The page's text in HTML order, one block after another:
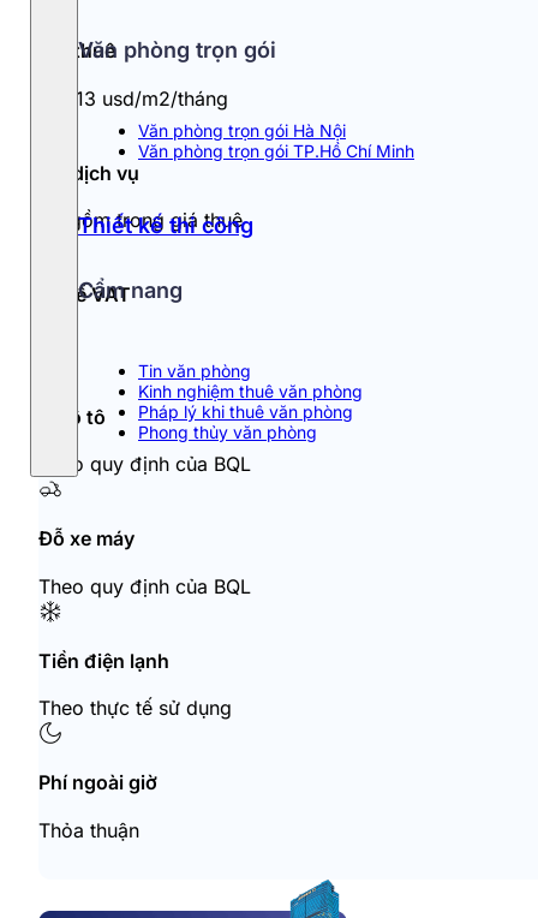
Văn phòng trọn gói
Văn phòng trọn gói Hà Nội
Văn phòng trọn gói TP.Hồ Chí Minh
Thiết kế thi công
Cẩm nang
Tin văn phòng
Kinh nghiệm thuê văn phòng
Pháp lý khi thuê văn phòng
Phong thủy văn phòng
Giá thuê
11 - 13 usd/m2/tháng
Phí dịch vụ
Đã gồm trong giá thuê
Thuế VAT
Đỗ ô tô
Theo quy định của BQL
Đỗ xe máy
Theo quy định của BQL
Tiền điện lạnh
Theo thực tế sử dụng
Phí ngoài giờ
Thỏa thuận